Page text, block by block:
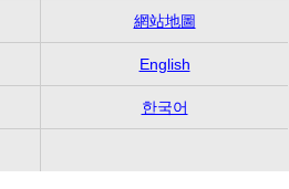
網站地圖
English
한국어